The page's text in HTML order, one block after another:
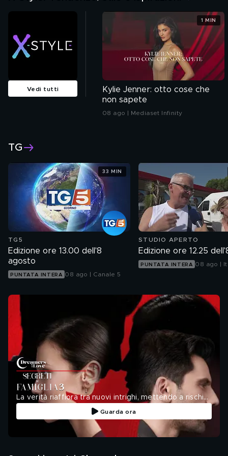
Vedi tutti
Kylie Jenner: otto cose che
non sapete
08 ago | Mediaset Infinity
1 MIN
TG
TG5
Edizione ore 13.00 dell'8
agosto
PUNTATA INTERA 08 ago | Canale 5
33 MIN
STUDIO APERTO
Edizione ore 12.25
PUNTATA INTERA 08 ago |
La verità riaffiora tra nuovi intrighi, mettendo a rischio
legami, amore e giustizia.Guarda ora